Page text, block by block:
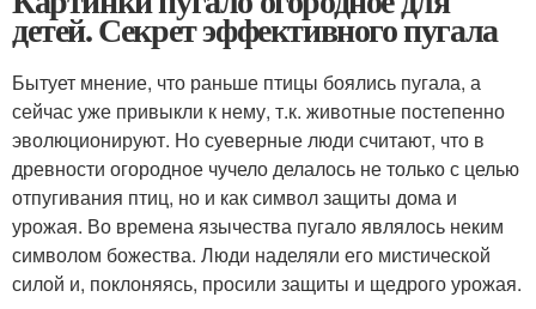
детей. Секрет эффективного пугала
Бытует мнение, что раньше птицы боялись пугала, а
сейчас уже привыкли к нему, т.к. животные постепенно
эволюционируют. Но суеверные люди считают, что в
древности огородное чучело делалось не только с целью
отпугивания птиц, но и как символ защиты дома и
урожая. Во времена язычества пугало являлось неким
символом божества. Люди наделяли его мистической
силой и, поклоняясь, просили защиты и щедрого урожая.